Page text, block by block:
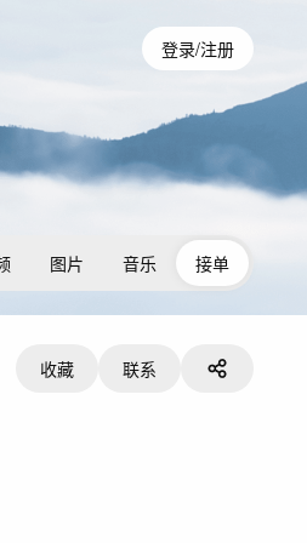
登录/注册
图片 音乐 接单
收藏 联系